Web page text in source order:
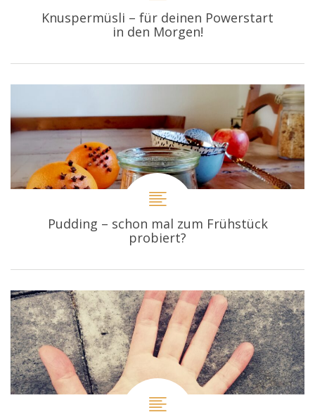
Knuspermüsli – für deinen Powerstart
in den Morgen!
Pudding – schon mal zum Frühstück
probiert?